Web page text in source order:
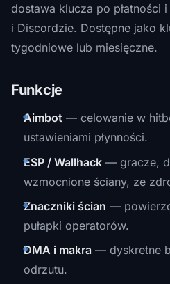
dostawa klucza po płatności
i Discordzie. Dostępne jako
tygodniowe lub miesięczne.
Funkcje
Aimbot — celowanie w
ustawieniami płynności.
ESP / Wallhack — gracze,
wzmocnione ściany, ze
Znaczniki ścian —
pułapki operatorów.
DMA i makra — dyskretne
odrzutu.